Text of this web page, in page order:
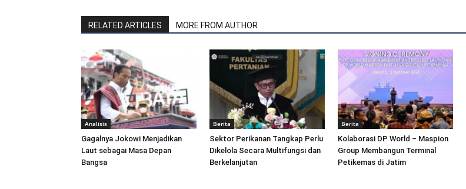
RELATED ARTICLES MORE FROM AUTHOR
Analisis
Gagalnya Jokowi Menjadikan
Laut sebagai Masa Depan
Bangsa
Berita
Sektor Perikanan Tangkap Perlu
Dikelola Secara Multifungsi dan
Berkelanjutan
Berita
Kolaborasi DP World – Maspion
Group Membangun Terminal
Petikemas di Jatim